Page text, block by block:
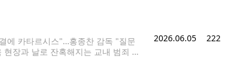
에 카타르시스"…홍종찬 감독 "질문
장과 날로 잔혹해지는 교내 범죄 문
2026.06.05 222